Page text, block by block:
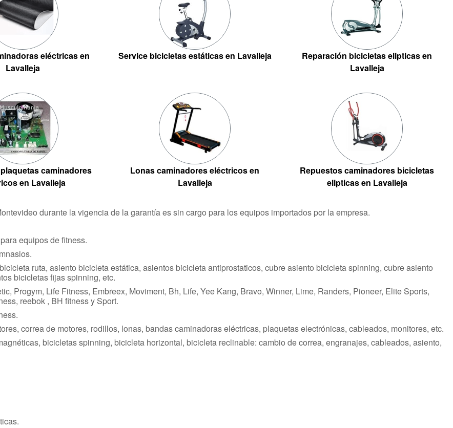
eléctricas en
Lavalleja
Service bicicletas estáticas en Lavalleja
Reparación bicicletas elipticas en
Lavalleja
caminadores
en Lavalleja
Lonas caminadores eléctricos en
Lavalleja
Repuestos caminadores bicicletas
elipticas en Lavalleja
durante la vigencia de la garantía es sin cargo para los equipos importados por la empresa.
equipos de fitness.
ruta, asiento bicicleta estática, asientos bicicleta antiprostaticos, cubre asiento bicicleta spinning, cubre asiento
bicicletas fijas spinning, etc.
Progym, Life Fitness, Embreex, Moviment, Bh, Life, Yee Kang, Bravo, Winner, Lime, Randers, Pioneer, Elite Sports,
reebok , BH fitness y Sport.
correa de motores, rodillos, lonas, bandas caminadoras eléctricas, plaquetas electrónicas, cableados, monitores, etc.
bicicletas spinning, bicicleta horizontal, bicicleta reclinable: cambio de correa, engranajes, cableados, asiento,